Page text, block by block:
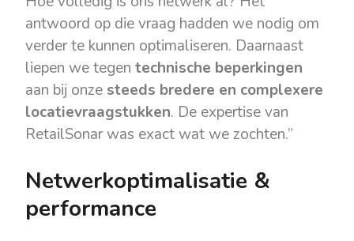
antwoord op die vraag hadden we nodig om
verder te kunnen optimaliseren. Daarnaast
liepen we tegen technische beperkingen
aan bij onze steeds bredere en complexere
locatievraagstukken. De expertise van
RetailSonar was exact wat we zochten.”
Netwerkoptimalisatie &
performance